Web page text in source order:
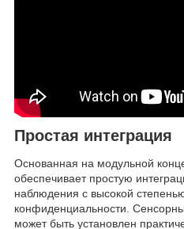
Простая интеграция
Основанная на модульной
обеспечивает простую
наблюдения с высокой
конфиденциальности.
может быть установлен